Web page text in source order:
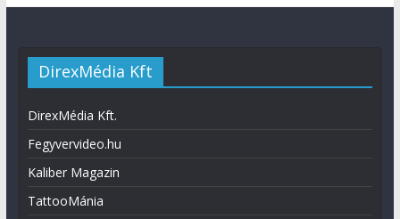
DirexMédia Kft
DirexMédia Kft.
Fegyvervideo.hu
Kaliber Magazin
TattooMánia